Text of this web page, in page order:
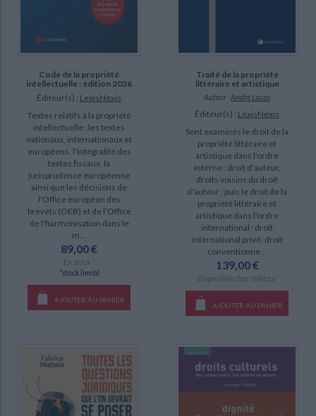
Gaudrat, Philippe (8)
SUPPORT
livre (591)
IAD (64)
revue (59)
poche (17)
coffret (1)
SÉRIE
Contrats du monde de l'art (5)
Dictionnaire critique du droit de l'éducation (2)
Les nouveaux usages du brevet d'invention (2)
Droit de la propriété industrielle (1)
Intelligence et droit de la recherche scientifique : la liberté de la
La propriété intellectuelle (1)
Le droit d'auteur en questions (1)
Code de la propriété
intellectuelle : édition 2026
Éditeur(s) : LexisNexis
Textes relatifs à la propriété
intellectuelle : les textes
nationaux, internationaux et
européens, l'intégralité des
textes fiscaux, la
jurisprudence européenne
ainsi que les décisions de
l'Office européen des
brevets (OEB) et de l'Office
de l'harmonisation dans le
m...
89,00 €
En stock *
*stock limité
AJOUTER AU PANIER
Traité de la propriété
littéraire et artistique
Auteur : André Lucas
Éditeur(s) : LexisNexis
Sont examinés le droit de la
propriété littéraire et
artistique dans l'ordre
interne : droit d'auteur,
droits voisins du droit
d'auteur ; puis le droit de la
propriété littéraire et
artistique dans l'ordre
international : droit
international privé, droit
conventionne...
139,00 €
Disponible chez l'éditeur
AJOUTER AU PANIER